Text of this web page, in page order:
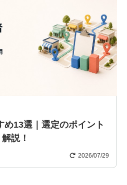
め13選｜選定のポイント
説！
2026/07/29